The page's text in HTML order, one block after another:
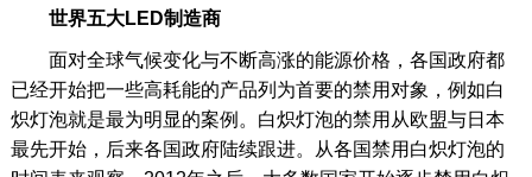
世界五大LED制造商
面对全球气候变化与不断高涨的能源价格，各国政府都
已经开始把一些高耗能的产品列为首要的禁用对象，例如白
炽灯泡就是最为明显的案例。白炽灯泡的禁用从欧盟与日本
最先开始，后来各国政府陆续跟进。从各国禁用白炽灯泡的